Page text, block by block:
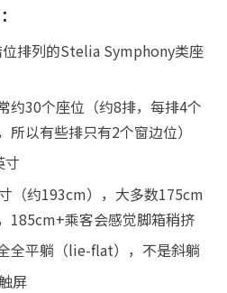
排列的Stelia Symphony类座
约30个座位（约8排，每排4个
以有些排只有2个窗边位）
寸
（约193cm），大多数175cm
185cm+乘客会感觉脚箱稍挤
全平躺（lie-flat），不是斜躺
屏